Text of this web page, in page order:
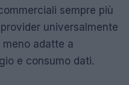
sempre più
universalmente
adatte a
e consumo dati.